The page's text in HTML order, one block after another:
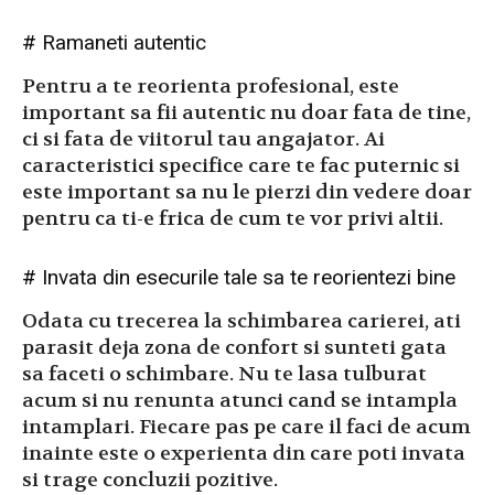
# Ramaneti autentic
Pentru a te reorienta profesional, este
important sa fii autentic nu doar fata de tine,
ci si fata de viitorul tau angajator. Ai
caracteristici specifice care te fac puternic si
este important sa nu le pierzi din vedere doar
pentru ca ti-e frica de cum te vor privi altii.
# Invata din esecurile tale sa te reorientezi bine
Odata cu trecerea la schimbarea carierei, ati
parasit deja zona de confort si sunteti gata
sa faceti o schimbare. Nu te lasa tulburat
acum si nu renunta atunci cand se intampla
intamplari. Fiecare pas pe care il faci de acum
inainte este o experienta din care poti invata
si trage concluzii pozitive.